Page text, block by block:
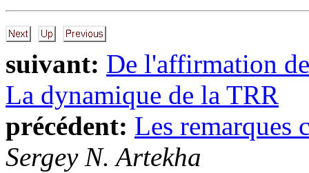
suivant: De l'affirmation
La dynamique de la TRR
précédent: Les remarques
Sergey N. Artekha